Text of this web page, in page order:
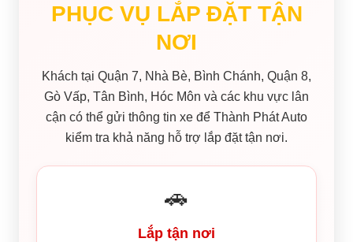
PHỤC VỤ LẮP ĐẶT TẬN
NƠI
Khách tại Quận 7, Nhà Bè, Bình Chánh, Quận 8,
Gò Vấp, Tân Bình, Hóc Môn và các khu vực lân
cận có thể gửi thông tin xe để Thành Phát Auto
kiểm tra khả năng hỗ trợ lắp đặt tận nơi.
🚗
Lắp tận nơi